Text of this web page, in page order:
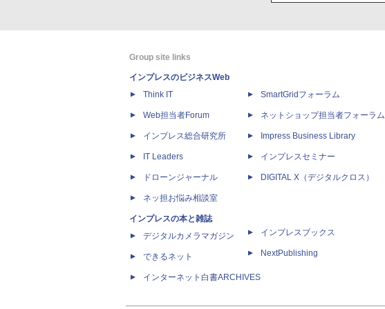
Group site links
インプレスのビジネスWeb
Think IT
Web担当者Forum
インプレス総合研究所
IT Leaders
ドローンジャーナル
ネッ担お悩み相談室
インプレスの本と雑誌
デジタルカメラマガジン
できるネット
インターネット白書ARCHIVES
SmartGridフォーラム
ネットショップ担当者フォーラム
Impress Business Library
インプレスセミナー
DIGITAL X（デジタルクロス）
インプレスブックス
NextPublishing